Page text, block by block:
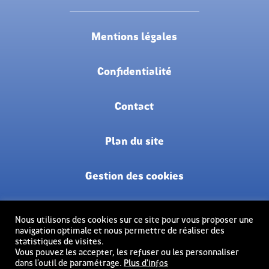
Mentions légales
Confidentialité
Contact
Plan du site
Gestion des cookies
Le Port de Commerce de Lorient, exploité par la
SAS PCLBS.
Nous utilisons des cookies sur ce site pour vous proposer une
navigation optimale et nous permettre de réaliser des
statistiques de visites.
Vous pouvez les accepter, les refuser ou les personnaliser
dans l’outil de paramétrage. Plus d'infos